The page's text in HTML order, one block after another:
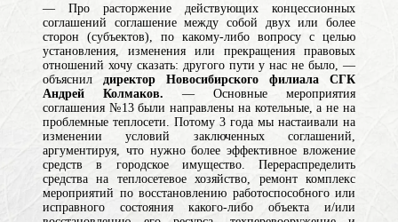
— Про расторжение действующих концессионных
соглашений соглашение между собой двух или более
сторон (субъектов), по какому-либо вопросу с целью
установления, изменения или прекращения правовых
отношений хочу сказать: другого пути у нас не было, —
объяснил директор Новосибирского филиала СГК
Андрей Колмаков. — Основные мероприятия
соглашения №13 были направлены на котельные, а не на
проблемные теплосети. Потому 3 года мы настаивали на
изменении условий заключенных соглашений,
аргументируя, что нужно более эффективное вложение
средств в городское имущество. Перераспределить
средства на теплосетевое хозяйство, ремонткомплекс
мероприятий по восстановлению работоспособного или
исправного состояния какого-либо объекта и/или